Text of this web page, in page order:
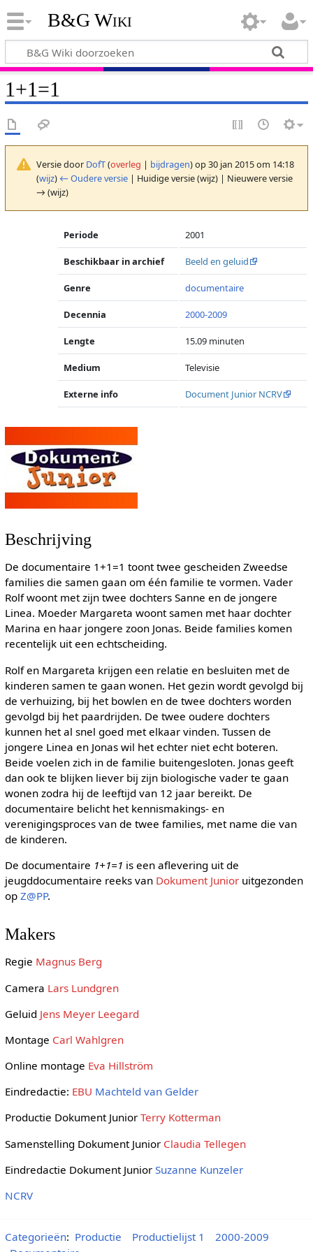
B&G Wiki
1+1=1
Versie door DofT(overleg | bijdragen)op 30 jan 2015 om 14:18
(wijz) ← Oudere versie| Huidige versie (wijz) | Nieuwere versie
→ (wijz)
Periode 2001
Beschikbaar in archief Beeld en geluid
Genre documentaire
Decennia 2000-2009
Lengte 15.09 minuten
Medium Televisie
Externe info Document Junior NCRV
Beschrijving
De documentaire 1+1=1 toont twee gescheiden Zweedse
families die samen gaan om één familie te vormen. Vader
Rolf woont met zijn twee dochters Sanne en de jongere
Linea. Moeder Margareta woont samen met haar dochter
Marina en haar jongere zoon Jonas. Beide families komen
recentelijk uit een echtscheiding.
Rolf en Margareta krijgen een relatie en besluiten met de
kinderen samen te gaan wonen. Het gezin wordt gevolgd bij
de verhuizing, bij het bowlen en de twee dochters worden
gevolgd bij het paardrijden. De twee oudere dochters
kunnen het al snel goed met elkaar vinden. Tussen de
jongere Linea en Jonas wil het echter niet echt boteren.
Beide voelen zich in de familie buitengesloten. Jonas geeft
dan ook te blijken liever bij zijn biologische vader te gaan
wonen zodra hij de leeftijd van 12 jaar bereikt. De
documentaire belicht het kennismakings- en
verenigingsproces van de twee families, met name die van
de kinderen.
De documentaire 1+1=1 is een aflevering uit de
jeugddocumentaire reeks van Dokument Junioruitgezonden
op Z@PP.
Makers
Regie Magnus Berg
Camera Lars Lundgren
Geluid Jens Meyer Leegard
Montage Carl Wahlgren
Online montage Eva Hillström
Eindredactie: EBU Machteld van Gelder
Productie Dokument Junior Terry Kotterman
Samenstelling Dokument Junior Claudia Tellegen
Eindredactie Dokument Junior Suzanne Kunzeler
NCRV
Categorieën: Productie Productielijst 1
2000-2009